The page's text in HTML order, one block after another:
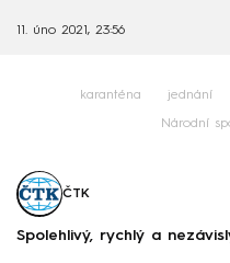
11. úno 2021, 23:56
karanténa jednání
Národní
ČTK
Spolehlivý, rychlý a